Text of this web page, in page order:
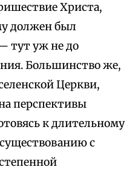
Христа,
должен был
тут уж не до
Большинство же,
Церкви,
перспективы
к длительному
с